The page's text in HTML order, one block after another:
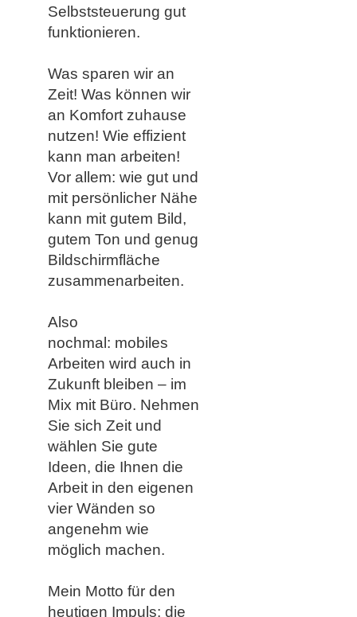
Selbststeuerung gut
funktionieren.
​​Was sparen wir an
Zeit! Was können wir
an Komfort zuhause
nutzen! Wie effizient
kann man arbeiten!
Vor allem: wie gut und
mit persönlicher Nähe
kann mit gutem Bild,
gutem Ton und genug
Bildschirmfläche
zusammenarbeiten.
Also
nochmal: mobiles
Arbeiten wird auch in
Zukunft bleiben – im
Mix mit Büro. Nehmen
Sie sich Zeit und
wählen Sie gute
Ideen, die Ihnen die
Arbeit in den eigenen
vier Wänden so
angenehm wie
möglich machen.
Mein Motto für den
heutigen Impuls: die